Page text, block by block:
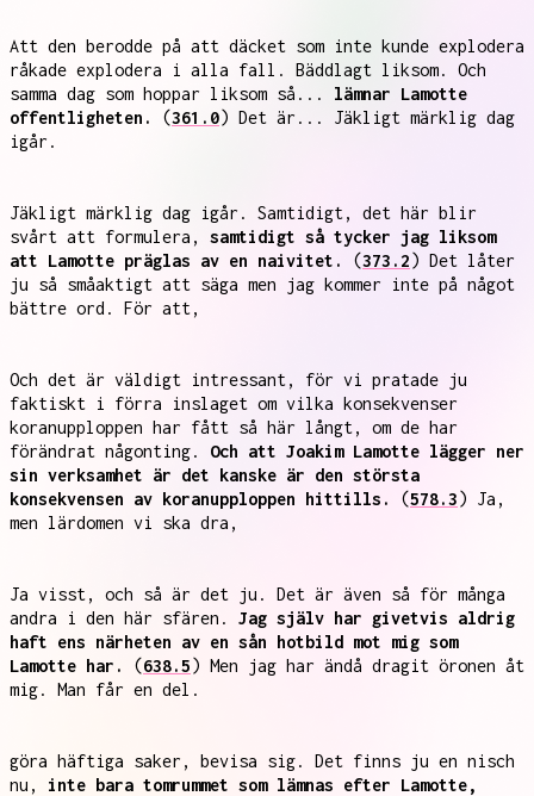
Att den berodde på att däcket som inte kunde explodera
råkade explodera i alla fall. Bäddlagt liksom. Och
samma dag som hoppar liksom så... lämnar Lamotte
offentligheten.
(361.0) Det är... Jäkligt märklig dag
igår.
Jäkligt märklig dag igår. Samtidigt, det här blir
svårt att formulera, samtidigt så tycker jag liksom
att Lamotte präglas av en naivitet.
(373.2) Det låter
ju så småaktigt att säga men jag kommer inte på något
bättre ord. För att,
Och det är väldigt intressant, för vi pratade ju
faktiskt i förra inslaget om vilka konsekvenser
koranupploppen har fått så här långt, om de har
förändrat någonting. Och att Joakim Lamotte lägger ner
sin verksamhet är det kanske är den största
konsekvensen av koranupploppen hittills.
(578.3) Ja,
men lärdomen vi ska dra,
Ja visst, och så är det ju. Det är även så för många
andra i den här sfären. Jag själv har givetvis aldrig
haft ens närheten av en sån hotbild mot mig som
Lamotte har.
(638.5) Men jag har ändå dragit öronen åt
mig. Man får en del.
göra häftiga saker, bevisa sig. Det finns ju en nisch
nu, inte bara tomrummet som lämnas efter Lamotte,